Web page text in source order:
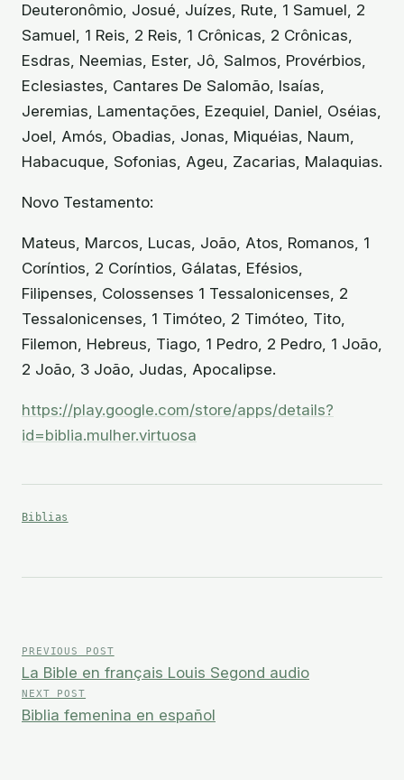
Deuteronômio, Josué, Juízes, Rute, 1 Samuel, 2
Samuel, 1 Reis, 2 Reis, 1 Crônicas, 2 Crônicas,
Esdras, Neemias, Ester, Jô, Salmos, Provérbios,
Eclesiastes, Cantares De Salomão, Isaías,
Jeremias, Lamentações, Ezequiel, Daniel, Oséias,
Joel, Amós, Obadias, Jonas, Miquéias, Naum,
Habacuque, Sofonias, Ageu, Zacarias, Malaquias.
Novo Testamento:
Mateus, Marcos, Lucas, João, Atos, Romanos, 1
Coríntios, 2 Coríntios, Gálatas, Efésios,
Filipenses, Colossenses 1 Tessalonicenses, 2
Tessalonicenses, 1 Timóteo, 2 Timóteo, Tito,
Filemon, Hebreus, Tiago, 1 Pedro, 2 Pedro, 1 João,
2 João, 3 João, Judas, Apocalipse.
https://play.google.com/store/apps/details?
id=biblia.mulher.virtuosa
Biblias
de
entradas
PREVIOUS POST
La Bible en français Louis Segond audio
NEXT POST
Biblia femenina en español